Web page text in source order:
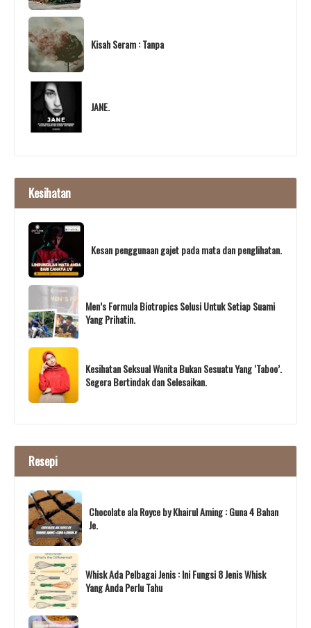
Kisah Seram : Tanpa
JANE.
Kesihatan
Kesan penggunaan gajet pada mata dan penglihatan.
Men’s Formula Biotropics Solusi Untuk Setiap Suami
Yang Prihatin.
Kesihatan Seksual Wanita Bukan Sesuatu Yang ‘Taboo’.
Segera Bertindak dan Selesaikan.
Resepi
Chocolate ala Royce by Khairul Aming : Guna 4 Bahan
Je.
Whisk Ada Pelbagai Jenis : Ini Fungsi 8 Jenis Whisk
Yang Anda Perlu Tahu